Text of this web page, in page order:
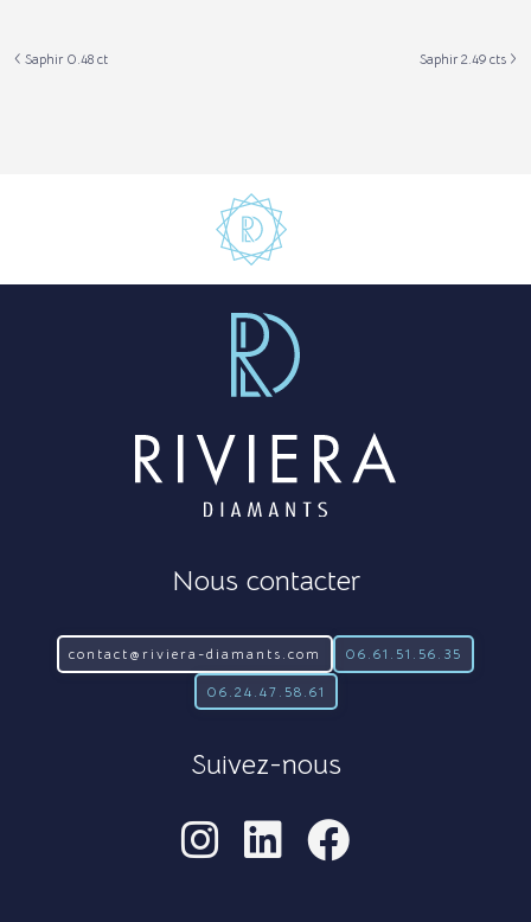
Saphir 0.48 ct Saphir 2.49 cts
Nous contacter
contact@riviera-diamants.com 06.61.51.56.35
06.24.47.58.61
Suivez-nous